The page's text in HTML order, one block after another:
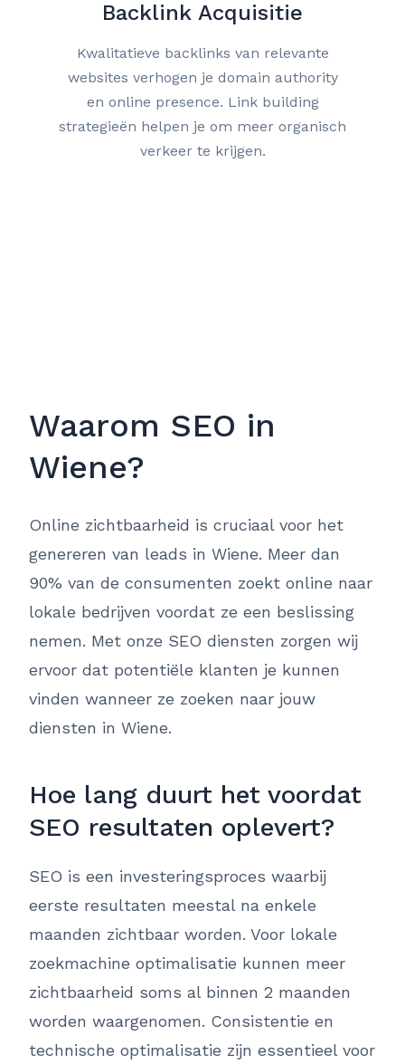
Backlink Acquisitie
Kwalitatieve backlinks van relevante
websites verhogen je domain authority
en online presence. Link building
strategieën helpen je om meer organisch
verkeer te krijgen.
Waarom SEO in
Wiene?
Online zichtbaarheid is cruciaal voor het
genereren van leads in Wiene. Meer dan
90% van de consumenten zoekt online naar
lokale bedrijven voordat ze een beslissing
nemen. Met onze SEO diensten zorgen wij
ervoor dat potentiële klanten je kunnen
vinden wanneer ze zoeken naar jouw
diensten in Wiene.
Hoe lang duurt het voordat
SEO resultaten oplevert?
SEO is een investeringsproces waarbij
eerste resultaten meestal na enkele
maanden zichtbaar worden. Voor lokale
zoekmachine optimalisatie kunnen meer
zichtbaarheid soms al binnen 2 maanden
worden waargenomen. Consistentie en
technische optimalisatie zijn essentieel voor